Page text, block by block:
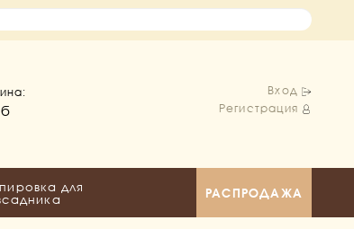
Вход
Регистрация
для
РАСПРОДАЖА